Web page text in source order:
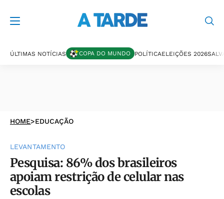
ÚLTIMAS NOTÍCIAS COPA DO MUNDO POLÍTICAELEIÇÕES 2026
HOME>EDUCAÇÃO
LEVANTAMENTO
Pesquisa: 86% dos brasileiros
apoiam restrição de celular nas
escolas